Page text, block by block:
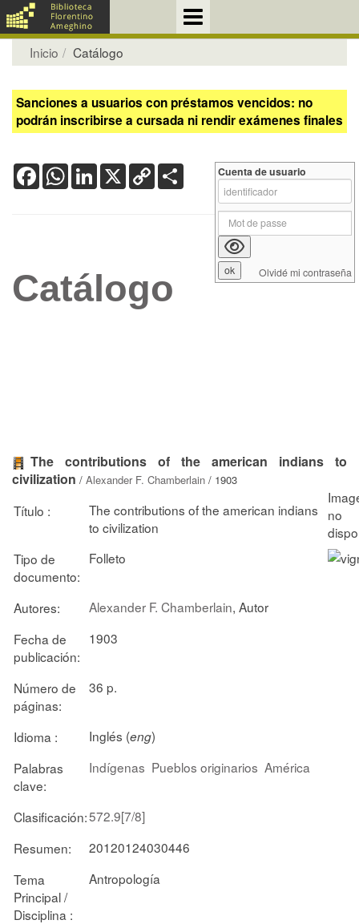
Inicio Catálogo
Sanciones a usuarios con préstamos vencidos: no
podrán inscribirse a cursada ni rendir exámenes finales
FacebookWhatsApp
LinkedIn
X Copy
Link
Catálogo
The contributions of the american indians to
civilization / Alexander F. Chamberlain / 1903
Título :
The contributions of the american indians
to civilization
Tipo de
documento:
Folleto
Autores: Alexander F. Chamberlain, Autor
Fecha de
publicación:
1903
Número de
páginas:
36 p.
Idioma : Inglés (eng)
Palabras
clave:
Indígenas Pueblos originarios América
Clasificación:572.9[7/8]
Resumen:
20120124030446
Tema
Principal /
Disciplina :
Antropología
Cuenta de usuario
Olvidé mi contraseña